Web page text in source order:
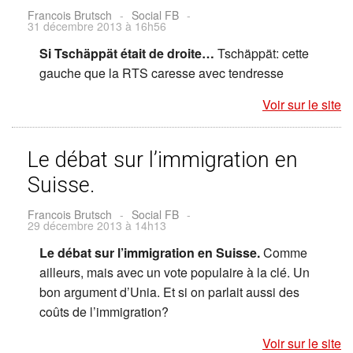
Francois Brutsch - Social FB -
31 décembre 2013 à 16h56
Si Tschäppät était de droite… Tschäppät: cette
gauche que la RTS caresse avec tendresse
Voir sur le site
Le débat sur l’immigration en
Suisse.
Francois Brutsch - Social FB -
29 décembre 2013 à 14h13
Le débat sur l’immigration en Suisse.Comme
ailleurs, mais avec un vote populaire à la clé. Un
bon argument d’Unia. Et si on parlait aussi des
coûts de l’immigration?
Voir sur le site